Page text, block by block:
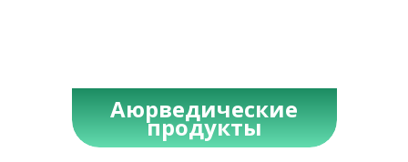
Аюрведические
продукты